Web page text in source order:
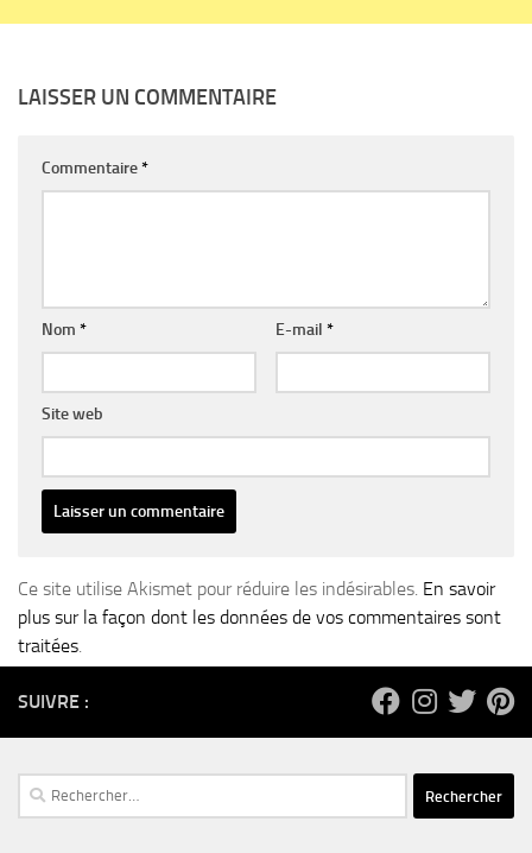
LAISSER UN COMMENTAIRE
Commentaire*
Nom * E-mail *
Site web
Ce site utilise Akismet pour réduire les indésirables. En savoir
plus sur la façon dont les données de vos commentaires sont
traitées.
SUIVRE :
Rechercher :